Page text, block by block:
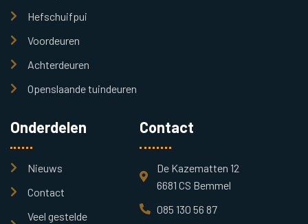
Hefschuifpui
Voordeuren
Achterdeuren
Openslaande tuindeuren
Onderdelen
Nieuws
Contact
Veel gestelde
Contact
De Kazematten 12
6681 CS Bemmel
085 130 56 87